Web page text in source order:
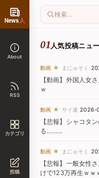
News人
About
RSS
カテゴリ
投稿
人気投稿ニュ
動画 ★ まにゅそく
【動画】外国人女
ｗ
動画 ★ サイ速 2026-
【悲報】シャコタ
る………
動画 ★ まにゅそく
【悲報】一般女性
けで123万再生ｗｗ